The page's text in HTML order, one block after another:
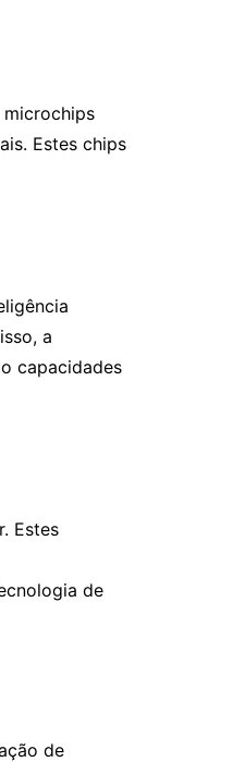
Estes chips
a
capacidades
Estes
de
de